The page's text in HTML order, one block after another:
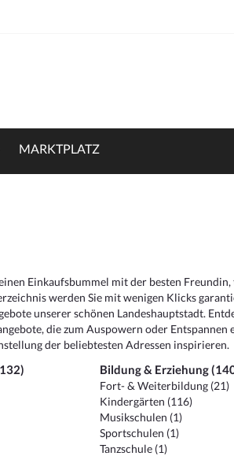
MARKTPLATZ
Einkaufsbummel mit der besten
werden Sie mit wenigen Klicks
unserer schönen Landeshauptstadt.
die zum Auspowern oder Entspannen
der beliebtesten Adressen inspirieren.
Bildung & Erziehung
Fort- & Weiterbildung (21)
Kindergärten (116)
Musikschulen (1)
Sportschulen (1)
Tanzschule (1)